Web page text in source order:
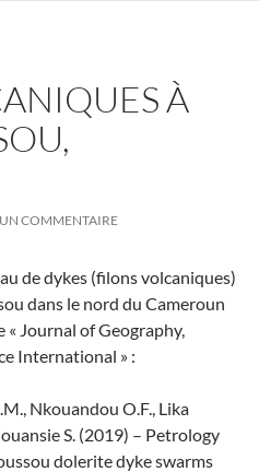
À
UN COMMENTAIRE
de dykes (filons volcaniques)
dans le nord du Cameroun
Journal of Geography,
International » :
Nkouandou O.F., Lika
S. (2019) – Petrology
dolerite dyke swarms